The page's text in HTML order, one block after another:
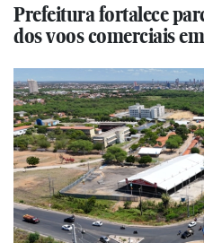
Prefeitura fortalece
dos voos comerciais